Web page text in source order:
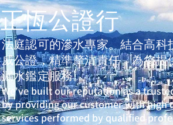
​正恆公證行
法庭認可的滲水專家。結合高科
威公證，精準釐清責任，為您提
漏水鑑定服務。
We've built our reputation as a
by providing our customer with high
services performed by qualified